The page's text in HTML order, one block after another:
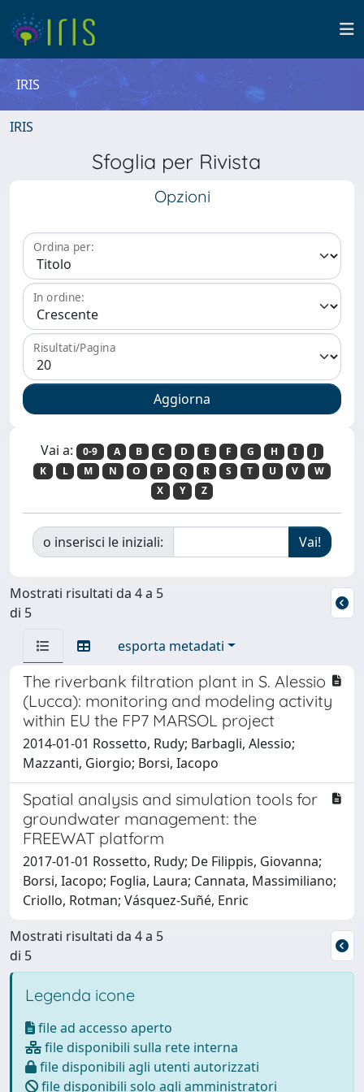
IRIS
IRIS
Sfoglia per Rivista
Opzioni
Ordina per:
In ordine:
Risultati/Pagina
Vai a: 0-9 A B C D E F G H I
J
K
L M N O P Q R S T U V
W
X
Y Z
o inserisci le iniziali:
Mostrati risultati da 4 a 5
di 5
esporta metadati
The riverbank filtration plant in S. Alessio
(Lucca): monitoring and modeling activity
within EU the FP7 MARSOL project
2014-01-01 Rossetto, Rudy; Barbagli, Alessio;
Mazzanti, Giorgio; Borsi, Iacopo
Spatial analysis and simulation tools for
groundwater management: the
FREEWAT platform
2017-01-01 Rossetto, Rudy; De Filippis, Giovanna;
Borsi, Iacopo; Foglia, Laura; Cannata, Massimiliano;
Criollo, Rotman; Vásquez-Suñé, Enric
Mostrati risultati da 4 a 5
di 5
Legenda icone
file ad accesso aperto
file disponibili sulla rete interna
file disponibili agli utenti autorizzati
file disponibili solo agli amministratori